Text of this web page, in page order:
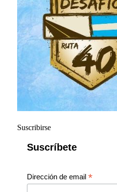
Suscribirse
Suscríbete
Dirección de email *